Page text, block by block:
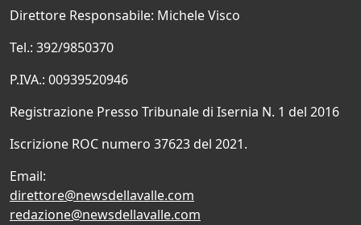
Direttore Responsabile: Michele Visco
Tel.: 392/9850370
P.IVA.: 00939520946
Registrazione Presso Tribunale di Isernia N. 1 del 2016
Iscrizione ROC numero 37623 del 2021.
Email:
direttore@newsdellavalle.com
redazione@newsdellavalle.com